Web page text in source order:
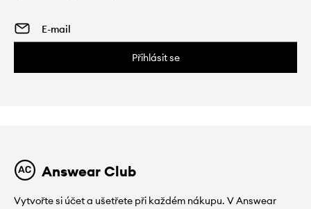
Přihlásit se
Answear Club
Vytvořte si účet a ušetřete při každém nákupu. V Answear